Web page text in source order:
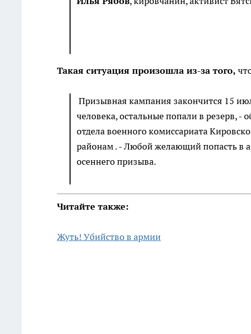
Такая ситуация произошла из-за того,
Призывная кампания закончится 15
человека, остальные попали в резерв, -
отдела военного комиссариата
районам . - Любой желающий попасть в
осеннего призыва.
Читайте также:
Жуть! Убийство в армии